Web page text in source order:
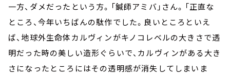
一方、ダメだったという方。「鍼師アミバ」さん。「正直な
ところ、今年いちばんの駄作でした。良いところといえ
ば、地球外生命体カルヴィンがキノコレベルの大きさで透
明だった時の美しい造形ぐらいで、カルヴィンがある大き
さになったところにはその透明感が消失してしまいま